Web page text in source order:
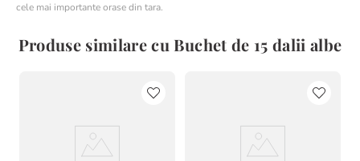
cele mai importante orase din tara.
Produse similare cu Buchet de 15 dalii albe